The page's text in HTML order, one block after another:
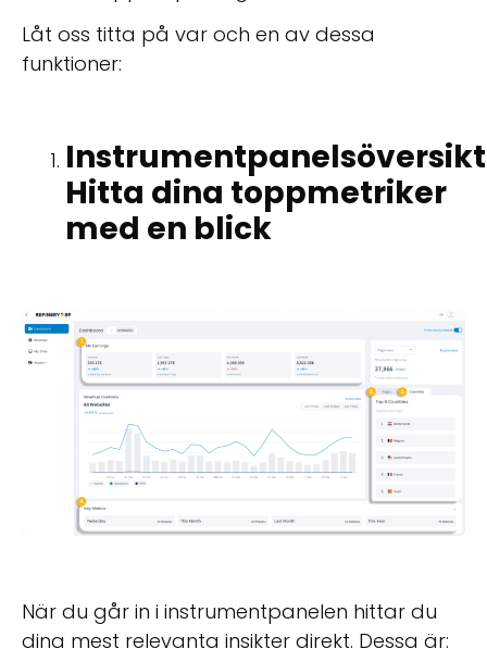
Låt oss titta på var och en av dessa
funktioner:
Hitta dina toppmetriker
med en blick
När du går in i instrumentpanelen hittar du
dina mest relevanta insikter direkt. Dessa är: